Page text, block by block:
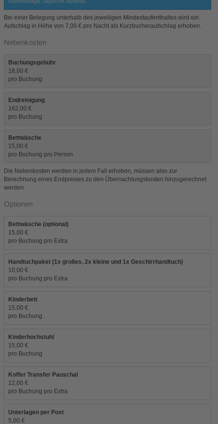
Bei einer Belegung unterhalb des jeweiligen Mindestaufenthaltes wird ein
Aufschlag in Höhe von 7,00 € pro Nacht als Kurzbucheraufschlag erhoben.
Nebenkosten
Buchungsgebühr
18,00 €
pro Buchung
Endreinigung
162,00 €
pro Buchung
Bettwäsche
15,00 €
pro Buchung pro Person
Die Nebenkosten werden in jedem Fall erhoben, müssen also zur
Berechnung eines Endpreises zu den Übernachtungskosten hinzugerechnet
werden.
Optionen
Bettwäsche (optional)
15,00 €
pro Buchung pro Extra
Handtuchpaket (1x großes, 2x kleine und 1x Geschirrhandtuch)
10,00 €
pro Buchung pro Extra
Kinderbett
15,00 €
pro Buchung
Kinderhochstuhl
15,00 €
pro Buchung
Koffer Transfer Pauschal
12,00 €
pro Buchung pro Extra
Unterlagen per Post
5,00 €